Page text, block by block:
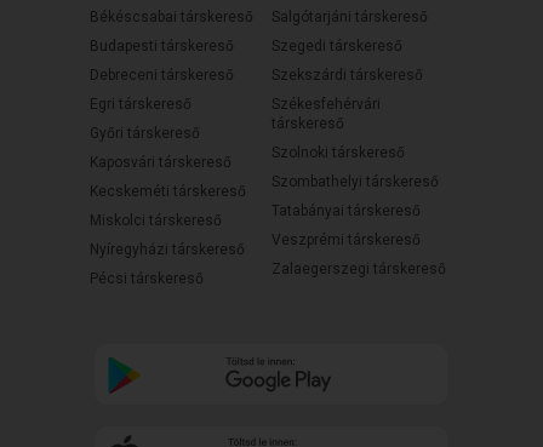
Békéscsabai társkereső
Budapesti társkereső
Debreceni társkereső
Egri társkereső
Győri társkereső
Kaposvári társkereső
Kecskeméti társkereső
Miskolci társkereső
Nyíregyházi társkereső
Pécsi társkereső
Salgótarjáni társkereső
Szegedi társkereső
Szekszárdi társkereső
Székesfehérvári
társkereső
Szolnoki társkereső
Szombathelyi társkereső
Tatabányai társkereső
Veszprémi társkereső
Zalaegerszegi társkereső